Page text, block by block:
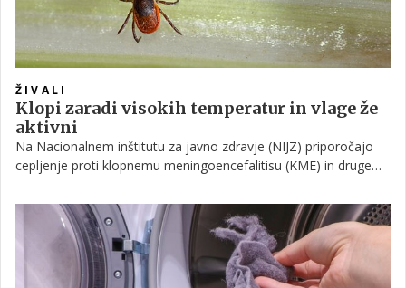
ŽIVALI
Klopi zaradi visokih temperatur in vlage že
aktivni
Na Nacionalnem inštitutu za javno zdravje (NIJZ) priporočajo
cepljenje proti klopnemu meningoencefalitisu (KME) in druge
Slovenija spada med države z najvišjo pojavnostjo lymske
borelioze in KME, slednjo pa lahko s cepljenjem uspešno
preprečimo.